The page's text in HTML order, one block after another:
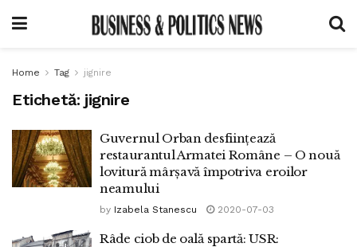
Home Tag jignire
Etichetă: jignire
Guvernul Orban desființează
restaurantul Armatei Române – O nouă
lovitură mârșavă împotriva eroilor
neamului
by Izabela Stanescu 2020-07-03
Râde ciob de oală spartă: USR: